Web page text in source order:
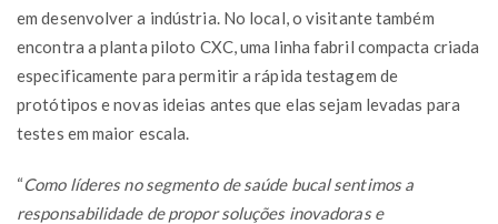
em desenvolver a indústria. No local, o visitante também
encontra a planta piloto CXC, uma linha fabril compacta criada
especificamente para permitir a rápida testagem de
protótipos e novas ideias antes que elas sejam levadas para
testes em maior escala.
“Como líderes no segmento de saúde bucal sentimos a
responsabilidade de propor soluções inovadoras e